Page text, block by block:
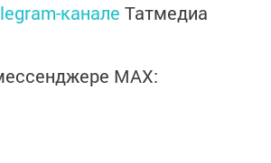
канале Татмедиа
MАХ: